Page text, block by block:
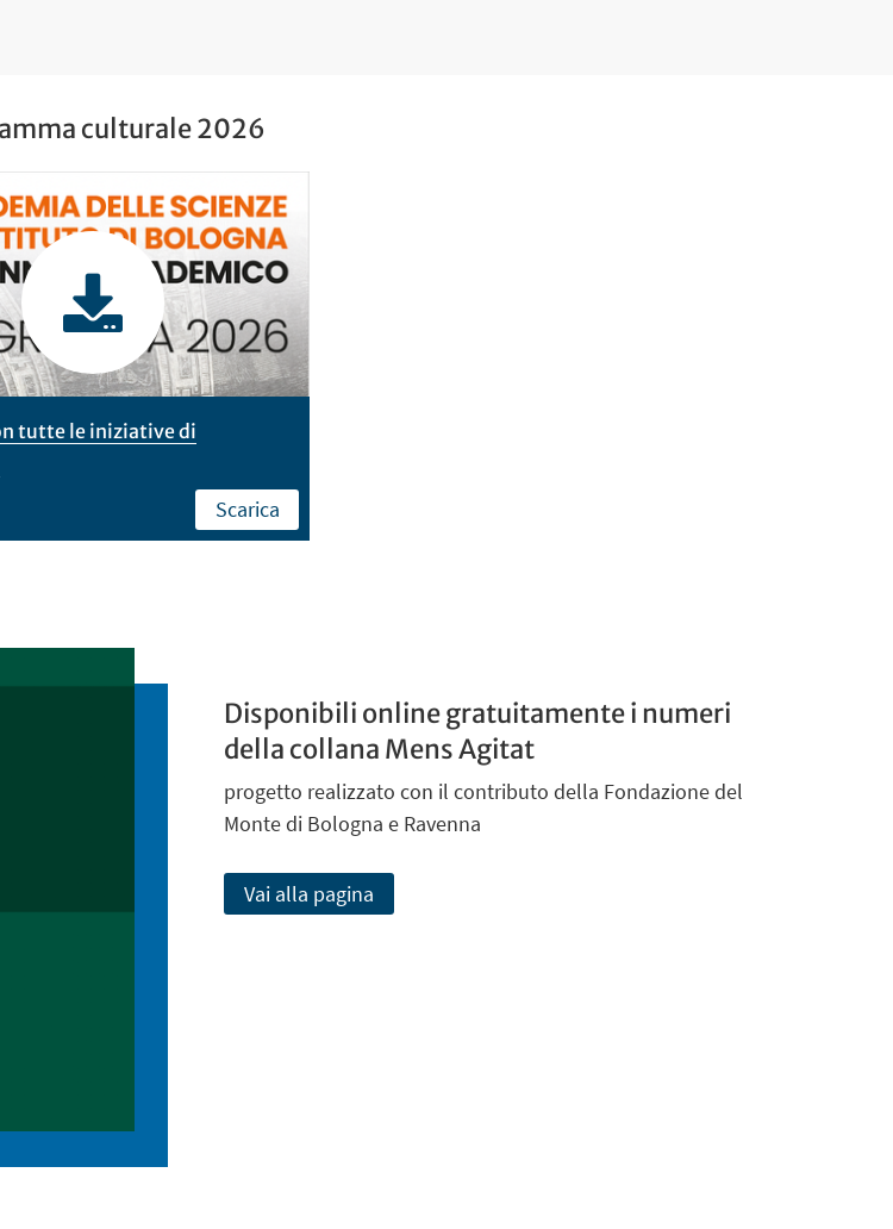
culturale 2026
tutte le iniziative di
Scarica
Disponibili online gratuitamente i numeri
della collana Mens Agitat
progetto realizzato con il contributo della Fondazione del
Monte di Bologna e Ravenna
Vai alla pagina